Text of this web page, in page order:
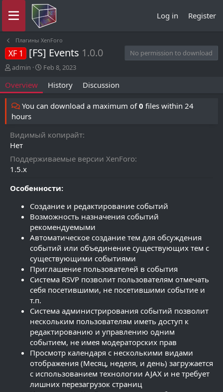
Log in Register
Плагины XenForo
XF 1 [FS] Events 1.0.0
No permission to download
A
t
h
o
r
admin
C
t
d
t
Feb 8, 2023
Overview History Discussion
You can download a maximum of0 files within 24
hours
Видимый копирайт
Нет
Поддерживаемые версии XenForo
1.5.x
Особенности:
Создание и редактирование событий
Возможность назначения событий
рекомендуемыми
Автоматическое создание тем для обсуждения
событий или объединение существующих тем с
существующими событиями
Приглашение пользователей в события
Система RSVP позволит пользователям отмечать
себя посетившими, не посетившими событие и
т.п.
Система администрирования событий позволит
нескольким пользователям иметь доступ к
редактированию и управлению одним
событием, не имея модераторских прав
Просмотр календаря с несколькими видами
отображения (Месяц, неделя, и день) загружается
с использованием технологии AJAX и не требует
лишних перезагрузок страниц